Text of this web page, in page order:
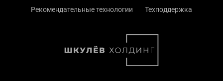
Рекомендательные технологии
Техподдержка